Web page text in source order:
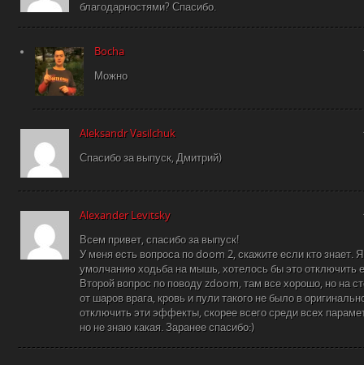
благодарностями? Спасибо.
Bocha
Можно
Aleksandr Vasilchuk
Спасибо за выпуск, Дмитрий)
Alexander Levitsky
Всем привет, спасибо за выпуск!
У меня есть вопроса по doom 2, скажите если кто знает.
умолчанию ходьба на мышь, хотелось бы это отключить
Второй вопрос по поводу zdoom, там все хорошо, но на
от шаров врага, кровь и пули такого не было в
отключить эти эффекты, скорее всего среди всех
но не знаю какая. Заранее спасибо:)